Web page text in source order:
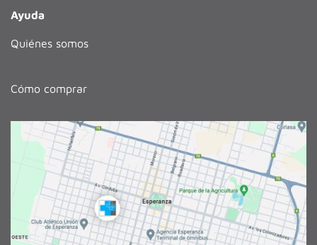
Ayuda
Quiénes somos
Cómo comprar